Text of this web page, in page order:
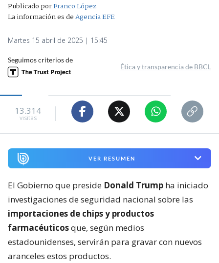
Publicado porFranco López
La información es deAgencia EFE
Martes 15 abril de 2025 | 15:45
Seguimos criterios de
Ética y transparencia de BBCL
13.314
visitas
VER RESUMEN
El Gobierno que preside Donald Trump ha iniciado
investigaciones de seguridad nacional sobre las
importaciones de chips y productos
farmacéuticosque, según medios
estadounidenses, servirán para gravar con nuevos
aranceles estos productos.